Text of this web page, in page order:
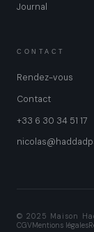
Journal
CONTACT
Rendez-vous
Contact
+33 6 30 34 51 17
© 2025 Maison
CGVMentions légales